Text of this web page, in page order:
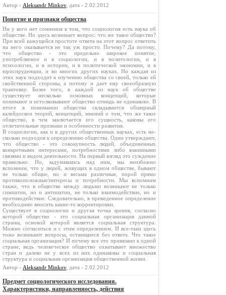
Автор - Aleksandr Minkov, дата - 2.02.2012
Понятие и признаки общества
Ни у кого нет сомнения в том, что социология есть наука об
обществе. Но здесь возникает вопрос: что же такое общество?
При всей кажущейся простоте ответа на этот вопрос ответить
на него оказывается не так уж просто. Почему? Да потому,
что общество - это предельно широкое понятие,
употребляемое и в социологии, и в политологии, и в
психологии, и в истории, и в политической эко­номии, и в
юриспруденции, и во многих других науках. Но каждая из
этих наук подходит к изучению общества со своей, только ей
свойственной стороны, а потому и дает ему своеобразную
трак­товку. Более того, в каждой из наук об обществе
существует не­сколько основных концепций, которые
понимают и истолковыва­ют общество отнюдь не одинаково. В
итоге в понимании общества складывается обширный
калейдоскоп теорий, концепций, мнений о том, что же такое
общество, в чем заключается его сущность, ка­ковы его
отличительные признаки и особенности развития.
В социологии, как и в других общественных науках, есть не­
сколько подходов к определению общества. Одни утверждают,
что общество - это совокупность людей, объединенных
конкретными интересами, потребностями либо взаимными
связями и видом дея­тельности. На первый взгляд это суждение
правильно. Но, заду­мавшись над ним, мы неизбежно
вспомним, что у людей, живущих в одном обществе, бывают
не только общие, но и весьма различ­ные, порой прямо
противоположные/интересы и потребности. Мы вспомним
также, что в обществе между людьми возникают не только
симпатии, но и антипатии, не только взаимодействие, но и
противодействие. Следовательно, в приведенное определение
не­обходимо вносить какие-то корректировки.
Существует в социологии и другая точка зрения, согласно
которой общество - это социальная организация данной
страны, основой которой является социальная структура.
Можно согла­ситься и с этим определением. И все-таки здесь
тоже возникают вопросы, остающиеся без ответа. Что такое
социальная организа­ция? И почему все это привязано к одной
стране, ведь человече­ское общество охватывает множество
стран и далеко не у всех из них одинаковы и социальная
структура и социальная организация общественной жизни.
Автор - Aleksandr Minkov, дата - 2.02.2012
Предмет социологического исследования.
Характеристики, направленность, действия